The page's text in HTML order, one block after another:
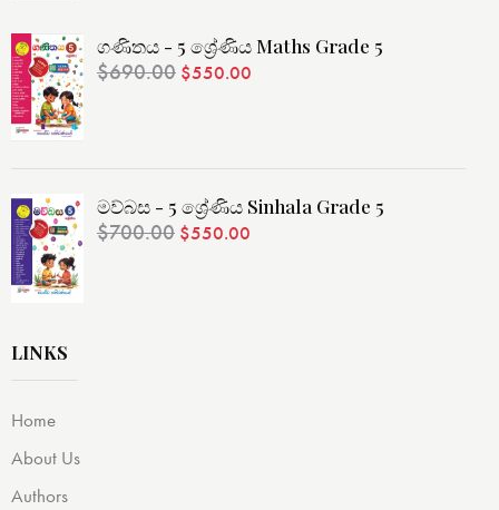
ගණිතය - 5 ශ්‍රේණිය Maths Grade 5
$690.00 $550.00
මව්බස - 5 ශ්‍රේණිය Sinhala Grade 5
$700.00 $550.00
LINKS
Home
About Us
Authors